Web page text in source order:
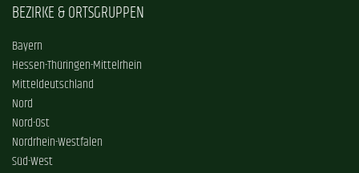
BEZIRKE & ORTSGRUPPEN
Bayern
Hessen-Thüringen-Mittelrhein
Mitteldeutschland
Nord
Nord-Ost
Nordrhein-Westfalen
Süd-West